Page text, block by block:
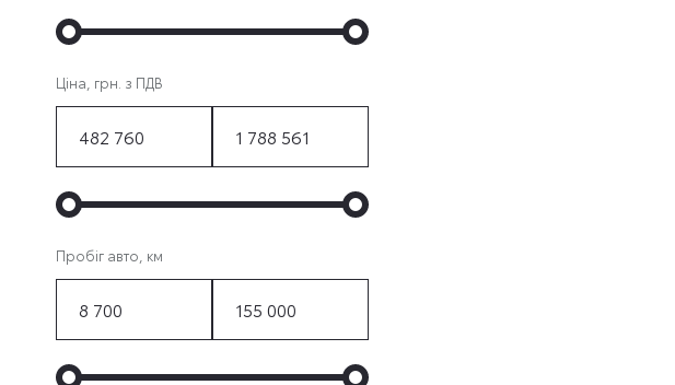
Ціна, грн. з ПДВ
Пробіг авто, км